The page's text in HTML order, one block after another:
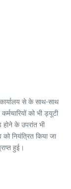
से के साथ-साथ
को भी ड्यूटी
के उपरांत भी
नियंत्रित किया जा
हुई।